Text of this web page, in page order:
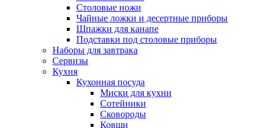
Столовые ножи
Чайные ложки и десертные приборы
Шпажки для канапе
Подставки под столовые приборы
Наборы для завтрака
Сервизы
Кухня
Кухонная посуда
Миски для кухни
Сотейники
Сковороды
Ковши